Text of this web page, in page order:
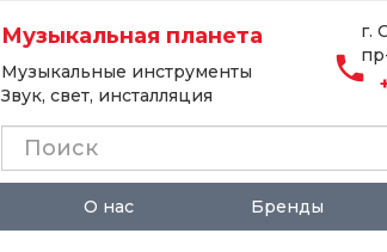
Музыкальная планета
Музыкальные инструменты
Звук, свет, инсталляция
г.
local_phone
О нас Бренды